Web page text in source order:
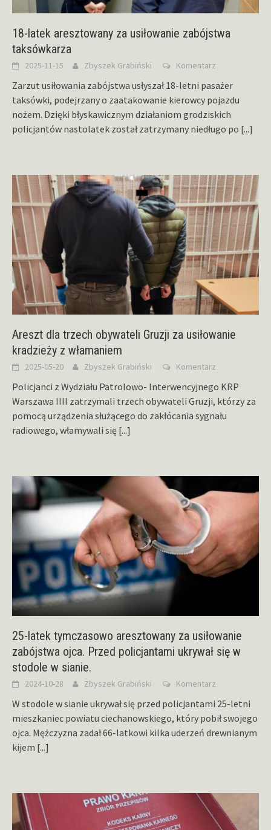
18-latek aresztowany za usiłowanie zabójstwa
taksówkarza
2025-11-15 Zbyszek Grabiński Komentarz
Zarzut usiłowania zabójstwa usłyszał 18-letni pasażer
taksówki, podejrzany o zaatakowanie kierowcy pojazdu
nożem. Dzięki błyskawicznym działaniom grodziskich
policjantów nastolatek został zatrzymany niedługo po [...]
Areszt dla trzech obywateli Gruzji za usiłowanie
kradzieży z włamaniem
2025-05-20 Zbyszek Grabiński Komentarz
Policjanci z Wydziału Patrolowo- Interwencyjnego KRP
Warszawa IIII zatrzymali trzech obywateli Gruzji, którzy za
pomocą urządzenia służącego do zakłócania sygnału
radiowego, włamywali się [...]
25-latek tymczasowo aresztowany za usiłowanie
zabójstwa ojca. Przed policjantami ukrywał się w
stodole w sianie.
2024-10-28 Zbyszek Grabiński Komentarz
W stodole w sianie ukrywał się przed policjantami 25-letni
mieszkaniec powiatu ciechanowskiego, który pobił swojego
ojca. Mężczyzna zadał 66-latkowi kilka uderzeń drewnianym
kijem [...]